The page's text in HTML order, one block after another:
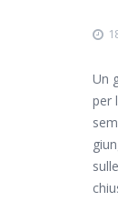
Un
per